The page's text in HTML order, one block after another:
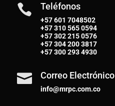
 Teléfonos
+57 601 7048502
+57310 565 0594
+57302 215 0576
+57304 200 3817
+57300 293 4930
 Correo Electrónico
info@mrpc.com.co